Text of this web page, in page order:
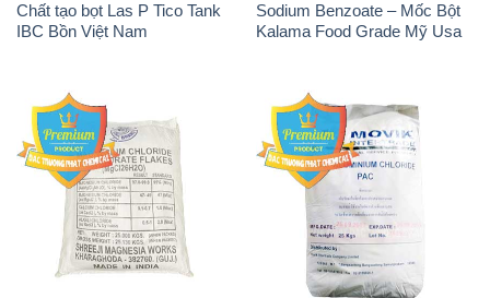
Chất tạo bọt Las P Tico Tank
IBC Bồn Việt Nam
Sodium Benzoate – Mốc Bột
Kalama Food Grade Mỹ Usa